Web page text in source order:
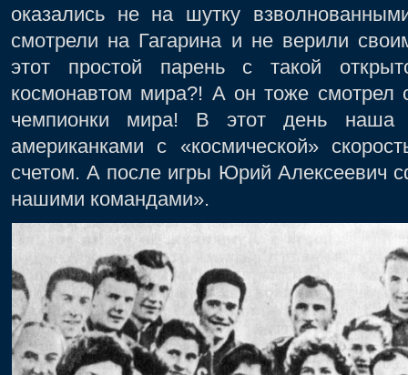
оказались не на шутку
смотрели на Гагарина и не верили
этот простой парень с такой
космонавтом мира?! А он тоже смотрел
чемпионки мира! В этот день наша
американками с «космической»
счетом. А после игры Юрий Алексеевич
нашими командами».